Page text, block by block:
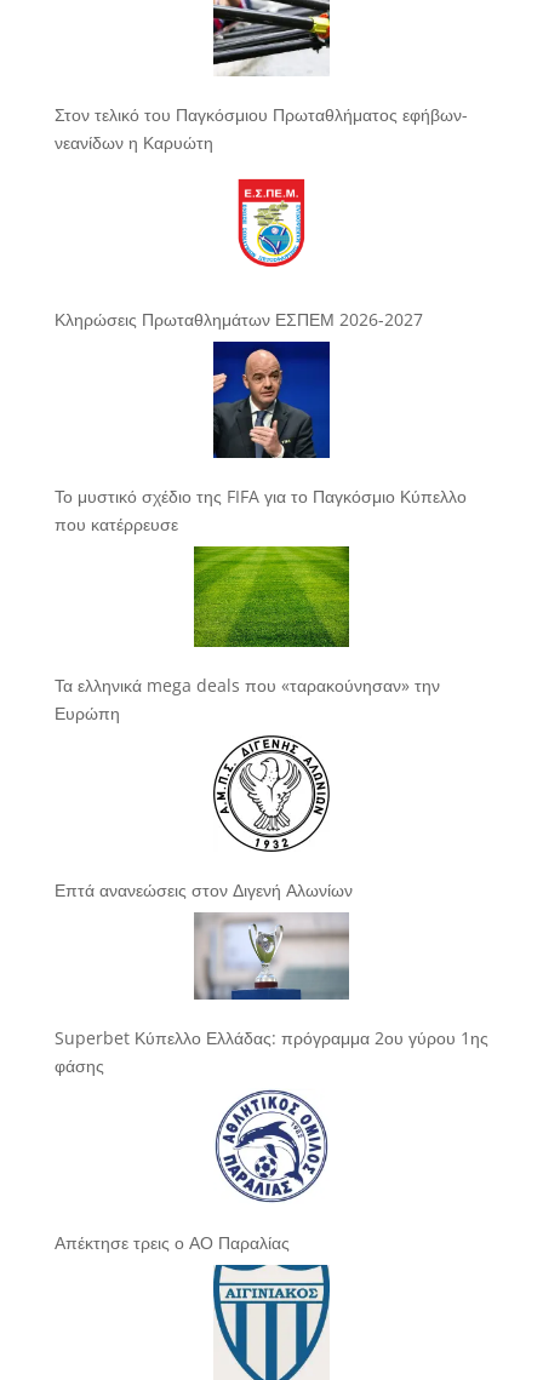
Στον τελικό του Παγκόσμιου Πρωταθλήματος εφήβων-
νεανίδων η Καρυώτη
Κληρώσεις Πρωταθλημάτων ΕΣΠΕΜ 2026-2027
Το μυστικό σχέδιο της FIFA για το Παγκόσμιο Κύπελλο
που κατέρρευσε
Τα ελληνικά mega deals που «ταρακούνησαν» την
Ευρώπη
Επτά ανανεώσεις στον Διγενή Αλωνίων
Superbet Κύπελλο Ελλάδας: πρόγραμμα 2ου γύρου 1ης
φάσης
Απέκτησε τρεις ο ΑΟ Παραλίας